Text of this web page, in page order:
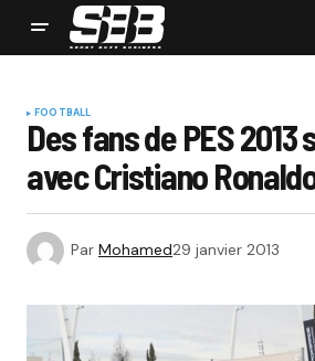
FOOTBALL
Des fans de PES 2013
avec Cristiano
Par Mohamed29 janvier 2013